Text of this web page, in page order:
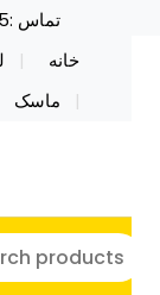
تماس :09394916235
خانه
ماسک
تاین
محصولات
فروش عمده
اکسسوری